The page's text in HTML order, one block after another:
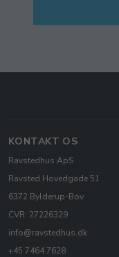
KONTAKT OS
Ravstedhus ApS
Ravsted Hovedgade 51
6372 Bylderup-Bov
CVR: 27226329
info@ravstedhus.dk
+45 7464 7628